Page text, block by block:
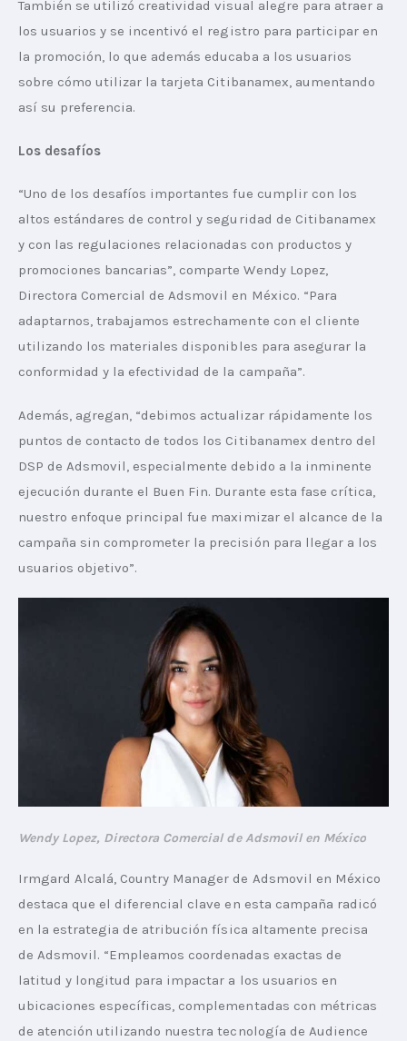
También se utilizó creatividad visual alegre para atraer a
los usuarios y se incentivó el registro para participar en
la promoción, lo que además educaba a los usuarios
sobre cómo utilizar la tarjeta Citibanamex, aumentando
así su preferencia.
Los desafíos
“Uno de los desafíos importantes fue cumplir con los
altos estándares de control y seguridad de Citibanamex
y con las regulaciones relacionadas con productos y
promociones bancarias”, comparte Wendy Lopez,
Directora Comercial de Adsmovil en México. “Para
adaptarnos, trabajamos estrechamente con el cliente
utilizando los materiales disponibles para asegurar la
conformidad y la efectividad de la campaña”.
Además, agregan, “debimos actualizar rápidamente los
puntos de contacto de todos los Citibanamex dentro del
DSP de Adsmovil, especialmente debido a la inminente
ejecución durante el Buen Fin. Durante esta fase crítica,
nuestro enfoque principal fue maximizar el alcance de la
campaña sin comprometer la precisión para llegar a los
usuarios objetivo”.
Wendy Lopez, Directora Comercial de Adsmovil en México
Irmgard Alcalá, Country Manager de Adsmovil en México
destaca que el diferencial clave en esta campaña radicó
en la estrategia de atribución física altamente precisa
de Adsmovil. “Empleamos coordenadas exactas de
latitud y longitud para impactar a los usuarios en
ubicaciones específicas, complementadas con métricas
de atención utilizando nuestra tecnología de Audience